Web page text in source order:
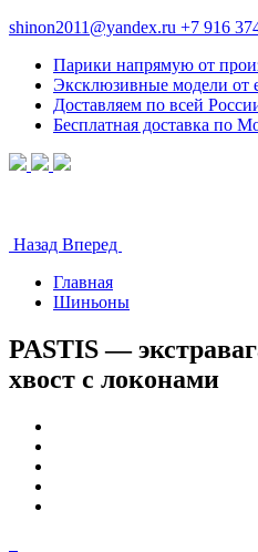
shinon2011@yandex.ru +7 916
Парики напрямую от
Эксклюзивные модели от
Доставляем по всей
Бесплатная доставка по
Назад Вперед
Главная
Шиньоны
PASTIS —
хвост с локонами